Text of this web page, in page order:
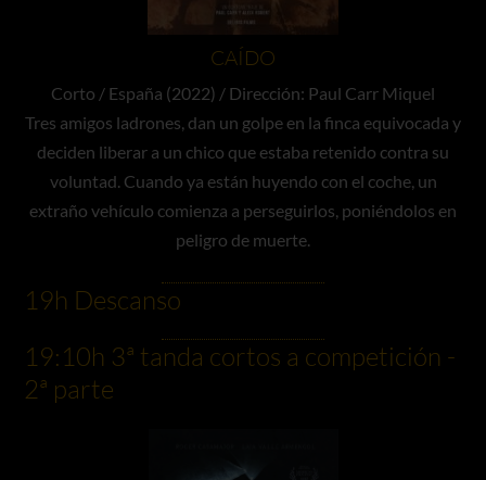
CAÍDO
Corto / España (2022) / Dirección: Paul Carr Miquel
Tres amigos ladrones, dan un golpe en la finca equivocada y
deciden liberar a un chico que estaba retenido contra su
voluntad. Cuando ya están huyendo con el coche, un
extraño vehículo comienza a perseguirlos, poniéndolos en
peligro de muerte.
19h Descanso
19:10h 3ª tanda cortos a competición -
2ª parte